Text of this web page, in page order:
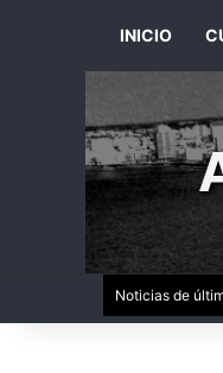
INICIO
Noticias de